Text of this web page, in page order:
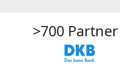
>700